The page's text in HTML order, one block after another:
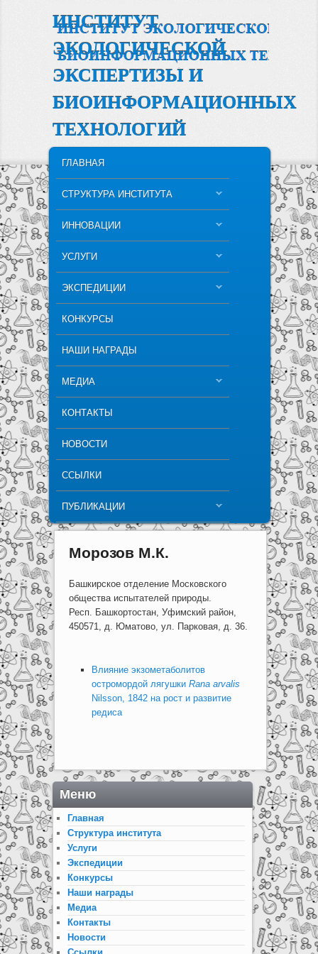
ИНСТИТУТ
ЭКОЛОГИЧЕСКОЙ
ЭКСПЕРТИЗЫ И
БИОИНФОРМАЦИОННЫХ
ТЕХНОЛОГИЙ
SKIP TO PRIMARY CONTENT
SKIP TO SECONDARY CONTENT
ГЛАВНАЯ
СТРУКТУРА ИНСТИТУТА
ИННОВАЦИИ
УСЛУГИ
ЭКСПЕДИЦИИ
КОНКУРСЫ
НАШИ НАГРАДЫ
МЕДИА
КОНТАКТЫ
НОВОСТИ
ССЫЛКИ
ПУБЛИКАЦИИ
Морозов М.К.
Башкирское отделение Московского
общества испытателей природы.
Респ. Башкортостан, Уфимский район,
450571, д. Юматово, ул. Парковая, д. 36.
Влияние экзометаболитов
остромордой лягушкиRana arvalis
Nilsson, 1842 на рост и развитие
редиса
Меню
Главная
Структура института
Услуги
Экспедиции
Конкурсы
Наши награды
Медиа
Контакты
Новости